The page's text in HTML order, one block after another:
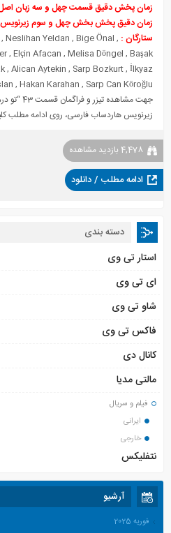
زمان پخش دقیق قسمت چهل و سه زبان
زمان دقیق پخش بخش چهل و سوم
ستارگان :
, Neslihan Yeldan , Bige Önal ,
, Elçin Afacan , Melisa Döngel , Başak
, Alican Aytekin , Sarp Bozkurt, İlkyaz
, Hakan Karahan , Sarp Can Köroğlu
جهت
زیرنویس هاردساب فارسی، روی ادامه مطلب
4,478 بازدید مشاهده
ادامه مطلب / دانلود
دسته بندی
استار تی وی
ای تی وی
شاو تی وی
فاکس تی وی
کانال دی
مالتی مدیا
فیلم و سریال
ایرانی
خارجی
نتفلیکس
آرشیو
فوریه 2025